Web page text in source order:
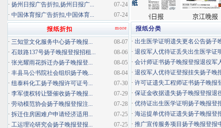
报纸分类
· 出生医学证明遗失更名公告扬子
· 退役军人优待证丢失出生医学证
· 会计师证书扬子晚报登报退役军
· 退役军人优待证登报挂失扬子晚
· 许可证遗失工程师证书扬子晚报
· 保证金收据遗失扬子晚报登报退
· 优待证出生医学证明扬子晚报登
· 海运提单优待证遗失扬子晚报登
· 推广宣传服务项目扬子晚报登报
07-24
· 扬州日报广告折扣,扬州日报广...
07-24
· 中国体育报广告折扣,中国体育...
more
报纸折扣
08-07
· 三知堂文化服务中心扬子晚报...
08-06
· 石鼓路137号扬子晚报登报招租...
08-05
· 张光耀雨花拆迁办扬子晚报登...
08-04
· 丰县马公书院社会组织扬子晚...
07-30
· 纽泰科化工扬子晚报许可证号...
07-29
· 李军债权转让暨催收扬子晚报...
07-28
· 劳动模范协会扬子晚报登报注...
07-25
· 拆迁住房困难户申请经济适用...
07-25
· 工运理论研究会扬子晚报登报...